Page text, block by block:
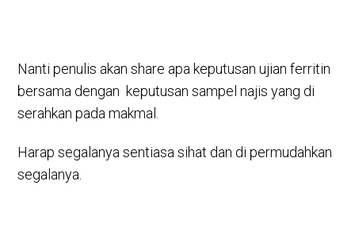
Nanti penulis akan share apa keputusan ujian ferritin
bersama dengan keputusan sampel najis yang di
serahkan pada makmal.
Harap segalanya sentiasa sihat dan di permudahkan
segalanya.